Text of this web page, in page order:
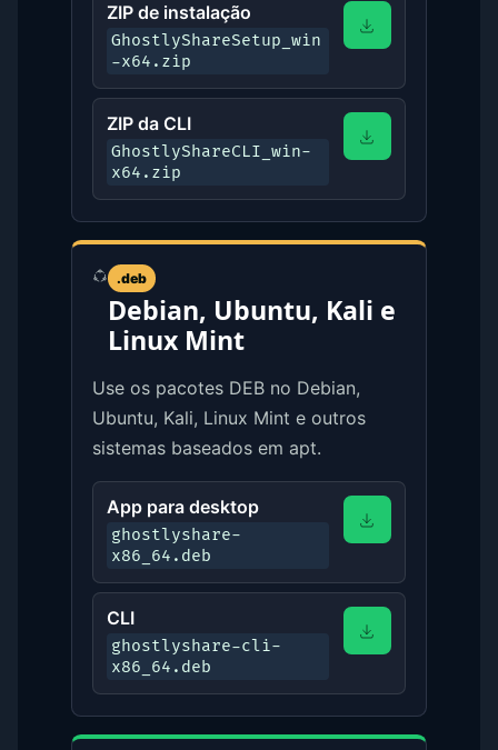
ZIP de instalação
GhostlyShareSetup_win
-x64.zip
ZIP da CLI
GhostlyShareCLI_win-
x64.zip
.deb
Debian, Ubuntu, Kali e
Linux Mint
Use os pacotes DEB no Debian,
Ubuntu, Kali, Linux Mint e outros
sistemas baseados em apt.
App para desktop
ghostlyshare-
x86_64.deb
CLI
ghostlyshare-cli-
x86_64.deb